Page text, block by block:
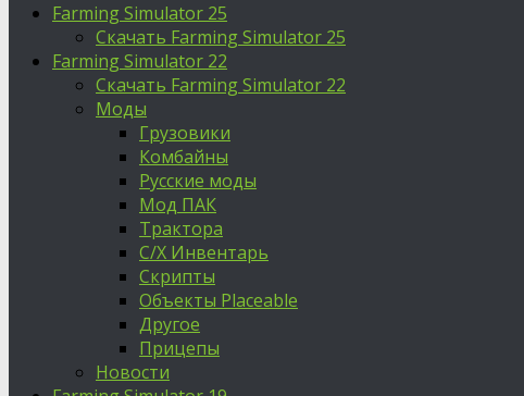
Farming Simulator 25
Скачать Farming Simulator 25
Farming Simulator 22
Скачать Farming Simulator 22
Моды
Грузовики
Комбайны
Русские моды
Мод ПАК
Трактора
С/Х Инвентарь
Скрипты
Объекты Placeable
Другое
Прицепы
Новости